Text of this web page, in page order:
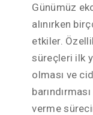
Günümüz
alınırken
etkiler.
süreçleri ilk
olması ve
verme